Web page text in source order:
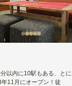
以内に10駅もある、と
11月にオープン！徒